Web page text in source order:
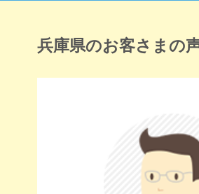
兵庫県のお客さまの